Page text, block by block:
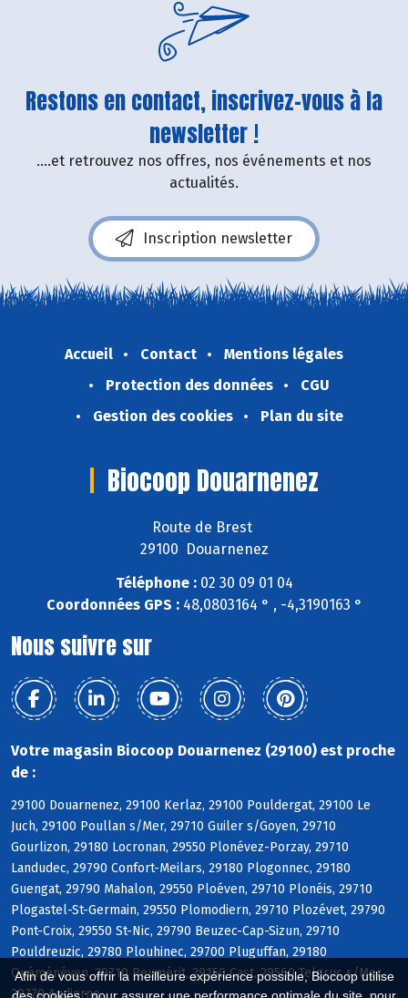
Afin de vous offrir la meilleure expérience possible, Biocoop utilise
Restons en contact, inscrivez-vous à la
newsletter !
....et retrouvez nos offres, nos événements et nos
actualités.
Inscription newsletter
Accueil Contact
Mentions légales
Protection des données
CGU
Gestion des cookies
Plan du site
Biocoop Douarnenez
Route de Brest
29100 Douarnenez
Téléphone :02 30 09 01 04
Coordonnées GPS :48,0803164 ° , -4,3190163 °
Nous suivre sur
Votre magasin Biocoop Douarnenez (29100) est proche
de :
29100 Douarnenez, 29100 Kerlaz, 29100 Pouldergat, 29100 Le
Juch, 29100 Poullan s/Mer, 29710 Guiler s/Goyen, 29710
Gourlizon, 29180 Locronan, 29550 Plonévez-Porzay, 29710
Landudec, 29790 Confort-Meilars, 29180 Plogonnec, 29180
Guengat, 29790 Mahalon, 29550 Ploéven, 29710 Plonéis, 29710
Plogastel-St-Germain, 29550 Plomodiern, 29710 Plozévet, 29790
Pont-Croix, 29550 St-Nic, 29790 Beuzec-Cap-Sizun, 29710
Pouldreuzic, 29780 Plouhinec, 29700 Pluguffan, 29180
Quéménéven, 29710 Peumérit, 29150 Cast, 29560 Telgruc s/Mer,
29770 Audierne